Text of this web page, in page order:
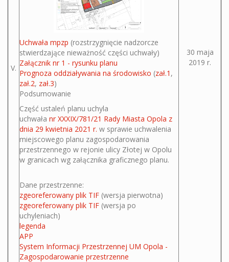
V.
Uchwała mpzp (rozstrzygnięcie nadzorcze
stwierdzające nieważność części uchwały)
Załącznik nr 1 - rysunku planu
Prognoza oddziaływania na środowisko (zał.1 ,
zał.2, zał.3)
Podsumowanie
Część ustaleń planu uchyla
uchwała nr XXXIX/781/21 Rady Miasta Opola z
dnia 29 kwietnia 2021 r. w sprawie uchwalenia
miejscowego planu zagospodarowania
przestrzennego w rejonie ulicy Złotej w Opolu
w granicach wg załącznika graficznego planu.
Dane przestrzenne:
zgeoreferowany plik TIF (wersja pierwotna)
zgeoreferowany plik TIF (wersja po
uchyleniach)
legenda
APP
System Informacji Przestrzennej UM Opola -
Zagospodarowanie przestrzenne
30 maja
2019 r.